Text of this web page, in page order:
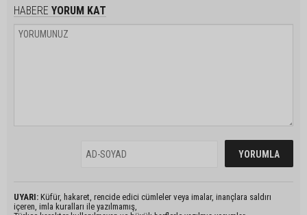
HABERE YORUM KAT
UYARI: Küfür, hakaret, rencide edici cümleler veya imalar, inançlara saldırı
içeren, imla kuralları ile yazılmamış,